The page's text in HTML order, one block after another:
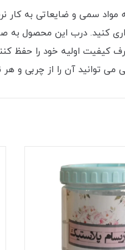
سمی و ضایعاتی به کار
کنید. درب این محصول
اولیه خود را حفظ
توانید آن را از چربی و هر